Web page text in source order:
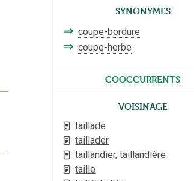
Synonymes
⇒ coupe-bordure
⇒ coupe-herbe
cooccurrents
Voisinage
taillade
taillader
taillandier, taillandière
taille